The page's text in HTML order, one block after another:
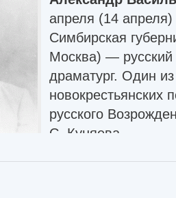
апреля (14
Симбирская
Москва) — русский
драматург. Один
новокрестьянских
русского
С. Куняева.
Статья в